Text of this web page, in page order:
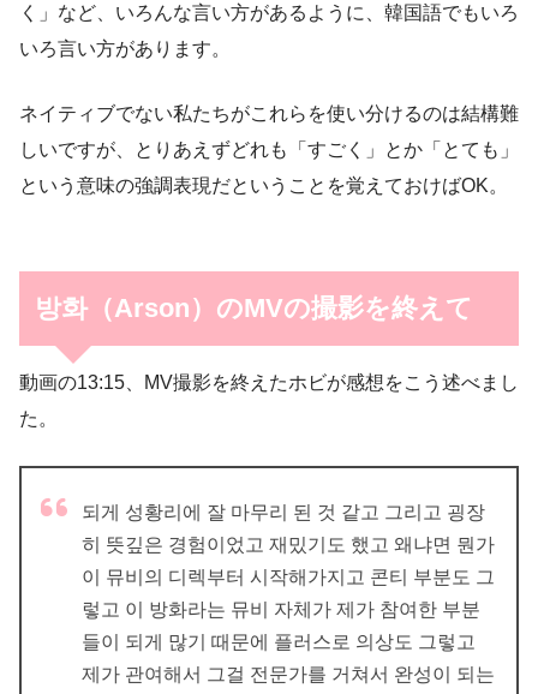
く」など、いろんな言い方があるように、韓国語でもいろ
いろ言い方があります。
ネイティブでない私たちがこれらを使い分けるのは結構難
しいですが、とりあえずどれも「すごく」とか「とても」
という意味の強調表現だということを覚えておけばOK。
방화（Arson）のMVの撮影を終えて
動画の13:15、MV撮影を終えたホビが感想をこう述べまし
た。
되게 성황리에 잘 마무리 된 것 같고 그리고 굉장
히 뜻깊은 경험이었고 재밌기도 했고 왜냐면 뭔가
이 뮤비의 디렉부터 시작해가지고 콘티 부분도 그
렇고 이 방화라는 뮤비 자체가 제가 참여한 부분
들이 되게 많기 때문에 플러스로 의상도 그렇고
제가 관여해서 그걸 전문가를 거쳐서 완성이 되는